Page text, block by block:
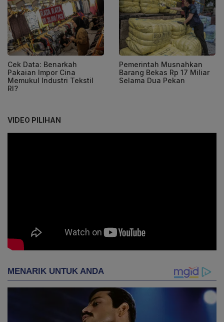
Cek Data: Benarkah
Pakaian Impor Cina
Memukul Industri Tekstil
RI?
Pemerintah Musnahkan
Barang Bekas Rp 17 Miliar
Selama Dua Pekan
VIDEO PILIHAN